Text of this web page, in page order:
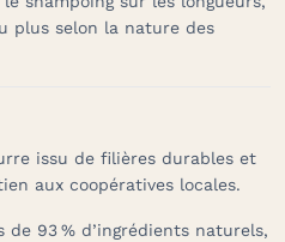
plus selon la nature des
issu de filières durables et
aux coopératives locales.
de 93 % d’ingrédients naturels,